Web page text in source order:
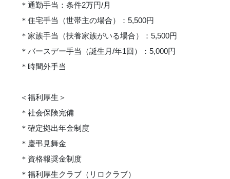
＊通勤手当：条件2万円/月
＊住宅手当（世帯主の場合）：5,500円
＊家族手当（扶養家族がいる場合）：5,500円
＊バースデー手当（誕生月/年1回）：5,000円
＊時間外手当
＜福利厚生＞
＊社会保険完備
＊確定拠出年金制度
＊慶弔見舞金
＊資格報奨金制度
＊福利厚生クラブ（リロクラブ）